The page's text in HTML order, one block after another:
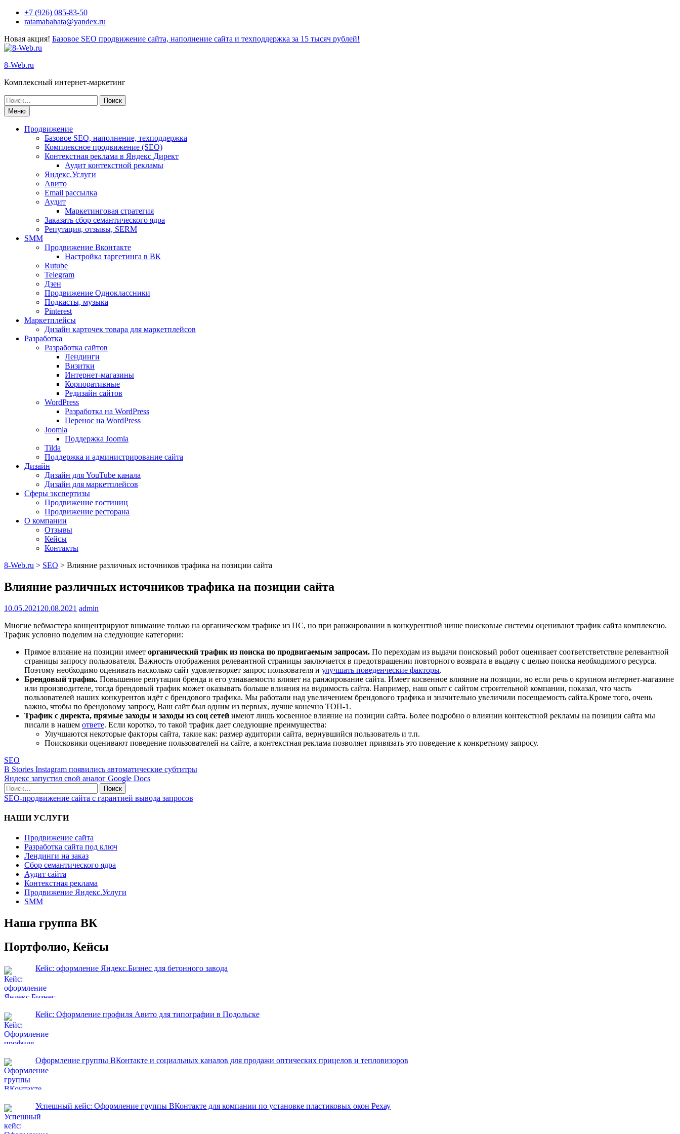
Перейти+7 (926) 085-83-50
ratamabahata@yandex.ru
Новая акция! Базовое SEO продвижение сайта, наполнение сайта и техподдержка за 15 тысяч рублей!
8-Web.ru
Комплексный интернет-маркетинг
Поиск
по:Меню
Продвижение
Базовое SEO, наполнение, техподдержка
Комплексное продвижение (SEO)
Контекстная реклама в Яндекс Директ
Аудит контекстной рекламы
Яндекс.Услуги
Авито
Email рассылка
Аудит
Маркетинговая стратегия
Заказать сбор семантического ядра
Репутация, отзывы, SERM
SMM
Продвижение Вконтакте
Настройка таргетинга в ВК
Rutube
Telegram
Дзен
Продвижение Одноклассники
Подкасты, музыка
Pinterest
Маркетплейсы
Дизайн карточек товара для маркетплейсов
Разработка
Разработка сайтов
Лендинги
Визитки
Интернет-магазины
Корпоративные
Редизайн сайтов
WordPress
Разработка на WordPress
Перенос на WordPress
Joomla
Поддержка Joomla
Tilda
Поддержка и администрирование сайта
Дизайн
Дизайн для YouTube канала
Дизайн для маркетплейсов
Сферы экспертизы
Продвижение гостиниц
Продвижение ресторана
О компании
Отзывы
Кейсы
Контакты
8-Web.ru > SEO > Влияние различных источников трафика на позиции сайта
Влияние различных источников трафика на позиции сайта
10.05.2021 20.08.2021 admin
Многие вебмастера концентрируют внимание только на органическом трафике из ПС, но при ранжировании в конкурентной нише поисковые системы оценивают трафик сайта комплексно.
Трафик условно поделим на следующие категории:
Прямое влияние на позиции имеет органический трафик из поиска по продвигаемым запросам. По переходам из выдачи поисковый робот оценивает соответстветствие релевантной
страницы запросу пользователя. Важность отображения релевантной страницы заключается в предотвращении повторного возврата в выдачу с целью поиска необходимого ресурса.
Поэтому необходимо оценивать насколько сайт удовлетворяет запрос пользователя и улучшать поведенческие факторы.
Брендовый трафик. Повышение репутации бренда и его узнаваемости влияет на ранжирование сайта. Имеет косвенное влияние на позиции, но если речь о крупном интернет-магазине
или производителе, тогда брендовый трафик может оказывать больше влияния на видимость сайта. Например, наш опыт с сайтом строительной компании, показал, что часть
пользователей наших конкурентов идёт с брендового трафика. Мы работали над увеличением брендового трафика и значительно увеличили посещаемость сайта.Кроме того, очень
важно, чтобы по брендовому запросу, Ваш сайт был одним из первых, лучше конечно ТОП-1.
Трафик с директа, прямые заходы и заходы из соц сетей имеют лишь косвенное влияние на позиции сайта. Более подробно о влиянии контекстной рекламы на позиции сайта мы
писали в нашем ответе. Если коротко, то такой трафик дает следующие преимущества:
Улучшаются некоторые факторы сайта, такие как: размер аудитории сайта, вернувшийся пользователь и т.п.
Поисковики оценивают поведение пользователей на сайте, а контекстная реклама позволяет привязать это поведение к конкретному запросу.
SEO
Навигация
по
записям
В Stories Instagram появились автоматические субтитры
Яндекс запустил свой аналог Google Docs
Поиск
по:
SEO-продвижение сайта с гарантией вывода запросов
НАШИ УСЛУГИ
Продвижение сайта
Разработка сайта под ключ
Лендинги на заказ
Сбор семантического ядра
Аудит сайта
Контекстная реклама
Продвижение Яндекс.Услуги
SMM
Наша группа ВК
Портфолио, Кейсы
Кейс: оформление Яндекс.Бизнес для бетонного завода
Кейс: Оформление профиля Авито для типографии в Подольске
Оформление группы ВКонтакте и социальных каналов для продажи оптических прицелов и тепловизоров
Успешный кейс: Оформление группы ВКонтакте для компании по установке пластиковых окон Рехау